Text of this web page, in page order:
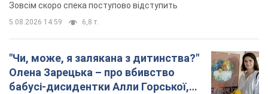
Зовсім скоро спека поступово відступить
5.08.2026 14:59 6,8 т.
"Чи, може, я залякана з дитинства?"
Олена Зарецька – про вбивство
бабусі-дисидентки Алли Горської,